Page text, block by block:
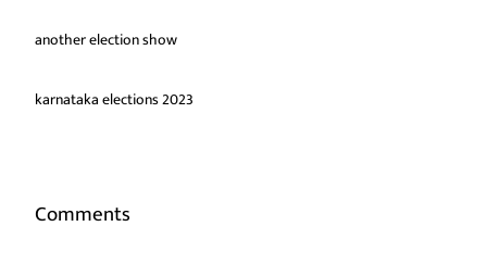
another election show
karnataka elections 2023
Comments